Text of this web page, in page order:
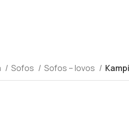
Sofos Sofos – lovos